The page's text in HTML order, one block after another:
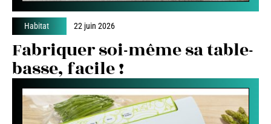
Habitat 22 juin 2026
Fabriquer soi-même sa table-
basse, facile !